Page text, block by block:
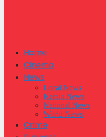
Home
Cinema
News
Local News
Kerala News
National News
World News
Crime